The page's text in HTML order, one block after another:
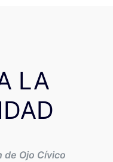
LA
de Ojo Cívico